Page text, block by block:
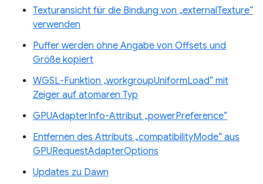
Texturansicht für die Bindung von „externalTexture“
verwenden
Puffer werden ohne Angabe von Offsets und
Größe kopiert
WGSL-Funktion „workgroupUniformLoad“ mit
Zeiger auf atomaren Typ
GPUAdapterInfo-Attribut „powerPreference“
Entfernen des Attributs „compatibilityMode“ aus
GPURequestAdapterOptions
Updates zu Dawn